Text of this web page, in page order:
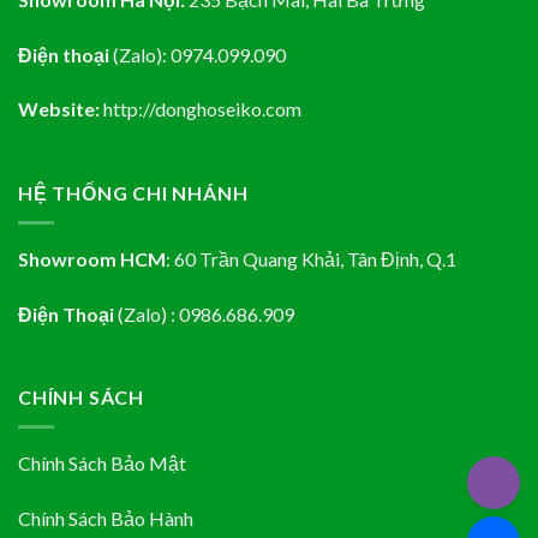
Điện thoại(Zalo): 0974.099.090
Website:http://donghoseiko.com
HỆ THỐNG CHI NHÁNH
Showroom HCM: 60 Trần Quang Khải, Tân Định , Q.1
Điện Thoại(Zalo) : 0986.686.909
CHÍNH SÁCH
Chính Sách Bảo Mật
Chính Sách Bảo Hành